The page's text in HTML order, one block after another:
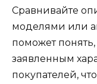
Сравнивайте
моделями или
поможет понять,
заявленным
покупателей,